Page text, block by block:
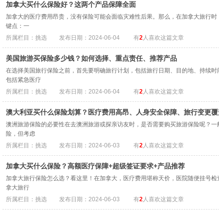
加拿大买什么保险好？这两个产品保障全面
加拿大的医疗费用昂贵，没有保险可能会面临灾难性后果。那么，在加拿大旅行
键点：一
所属栏目：挑选
发布日期：2024-06-04 有2人喜欢这篇文章
美国旅游买保险多少钱？如何选择、重点责任、推荐产品
在选择美国旅行保险之前，首先要明确旅行计划，包括旅行日期、目的地、持续
包括紧急医疗
所属栏目：挑选
发布日期：2024-06-04 有2人喜欢这篇文章
澳大利亚买什么保险划算？医疗费用高昂、人身安全保障、旅行变更
澳洲旅游保险的必要性在去澳洲旅游或探亲访友时，是否需要购买旅游保险呢？
险，但考虑
所属栏目：挑选
发布日期：2024-06-03 有2人喜欢这篇文章
加拿大买什么保险？高额医疗保障+超级签证要求+产品推荐
加拿大旅行保险怎么选？看这里！在加拿大，医疗费用堪称天价，医院随便挂号
拿大旅行
所属栏目：挑选
发布日期：2024-06-03 有2人喜欢这篇文章